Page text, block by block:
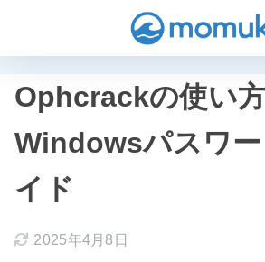
Ophcrackの使い方
Windowsパスワ
イド
2025年4月8日